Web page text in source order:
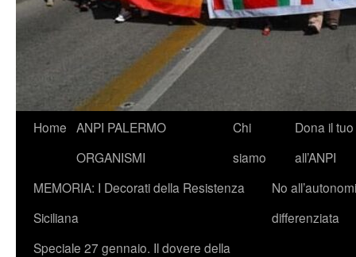
Vai
contenuto
Home ANPI PALERMO
ORGANISMI
Chi
siamo
Dona il
all’ANPI
MEMORIA: I Decorati della Resistenza
Siciliana
No
differenziata
Speciale 27 gennaio. Il dovere della